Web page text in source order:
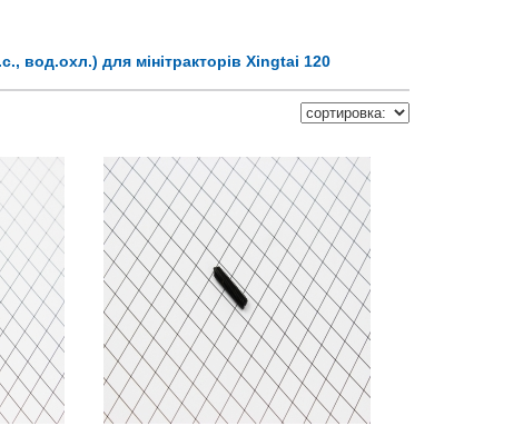
вод.охл.) для мінітракторів Xingtai 120